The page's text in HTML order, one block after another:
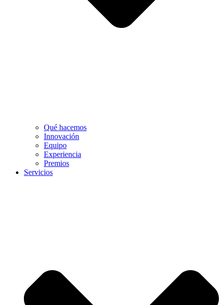
Qué hacemos
Innovación
Equipo
Experiencia
Premios
Servicios